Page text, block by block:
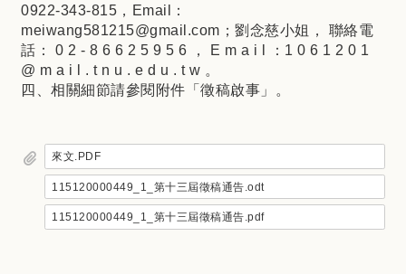
0922-343-815，Email：
meiwang581215@gmail.com；劉念慈小姐， 聯絡電
話： 0 2 - 8 6 6 2 5 9 5 6 ， E m a i l ：1 0 6 1 2 0 1
@ m a i l . t n u . e d u . t w 。
四、相關細節請參閱附件「徵稿啟事」。
來文.PDF
115120000449_1_第十三屆徵稿通告.odt
115120000449_1_第十三屆徵稿通告.pdf